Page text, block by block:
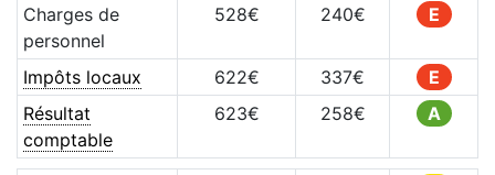
Charges de
personnel
528€ 240€ E
Impôts locaux 622€ 337€
E
Résultat
comptable
623€ 258€ A